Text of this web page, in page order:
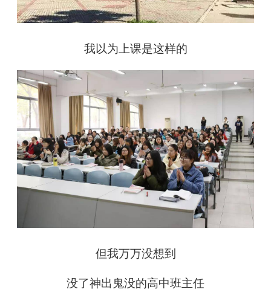
我以为上课是这样的
但我万万没想到
没了神出鬼没的高中班主任